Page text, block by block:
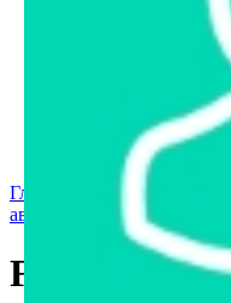
Арестованное
Реестр
Реестр переоценок
Государственное
Главная страница
автомобили
Fiat Ducato,
Fiat Ducato,